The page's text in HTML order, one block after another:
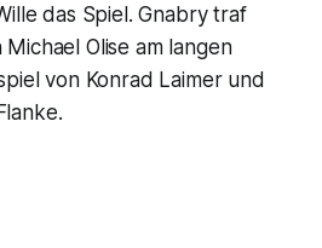
das Spiel. Gnabry traf
Olise am langen
von Konrad Laimer und